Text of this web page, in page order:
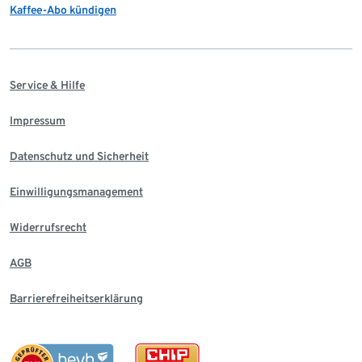
Kaffee-Abo kündigen
Service & Hilfe
Impressum
Datenschutz und Sicherheit
Einwilligungsmanagement
Widerrufsrecht
AGB
Barrierefreiheitserklärung